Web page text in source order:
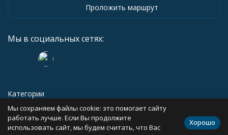
Проложить маршрут
Мы в социальных сетях:
Категории
Информация
Мы сохраняем файлы cookie: это помогает сайту
работать лучше. Если Вы продолжите
использовать сайт, мы будем считать, что Вас
Хорошо